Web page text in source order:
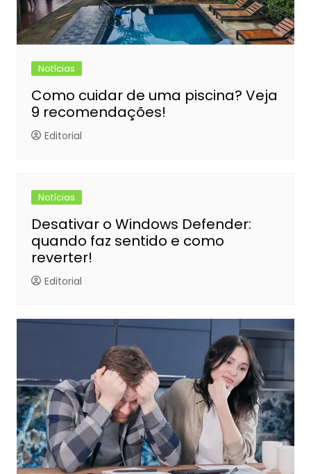
Notícias
Como cuidar de uma piscina? Veja
9 recomendações!
Editorial
Notícias
Desativar o Windows Defender:
quando faz sentido e como
reverter!
Editorial